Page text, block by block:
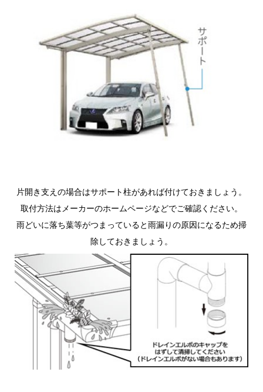
片開き支えの場合はサポート柱があれば付けておきましょう。
取付方法はメーカーのホームページなどでご確認ください。
雨どいに落ち葉等がつまっていると雨漏りの原因になるため掃
除しておきましょう。